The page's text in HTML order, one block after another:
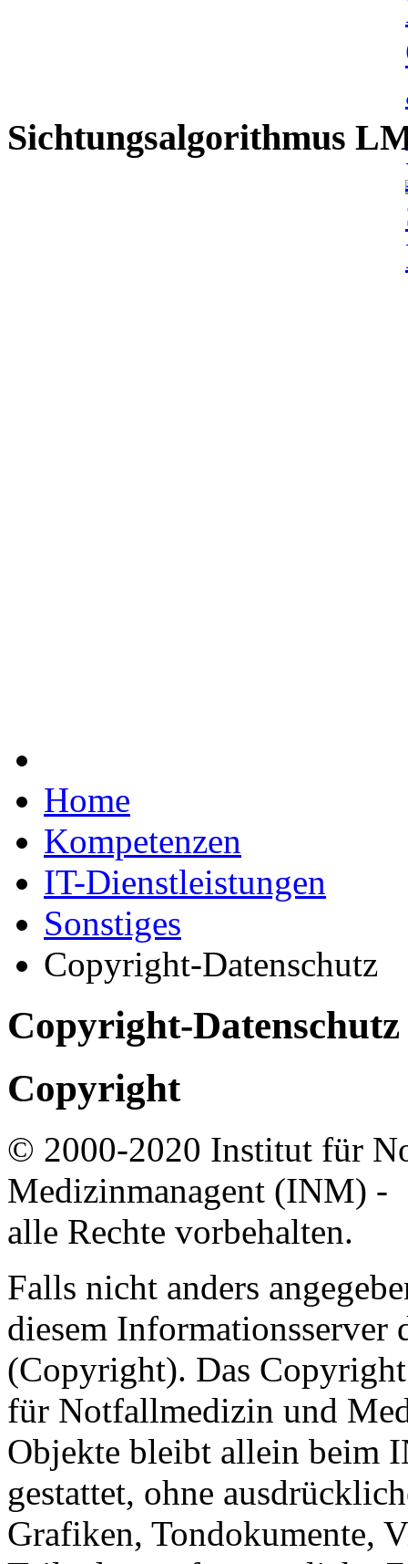
Sichtungsalgorithmus
Home
Kompetenzen
IT-Dienstleistungen
Sonstiges
Copyright-Datenschutz
Copyright-Datenschutz
Copyright
© 2000-2020 Institut für
Medizinmanagent (INM) -
alle Rechte vorbehalten.
Falls nicht anders
diesem Informationsserver
(Copyright). Das
für Notfallmedizin und
Objekte bleibt allein beim
gestattet, ohne
Grafiken, Tondokumente,